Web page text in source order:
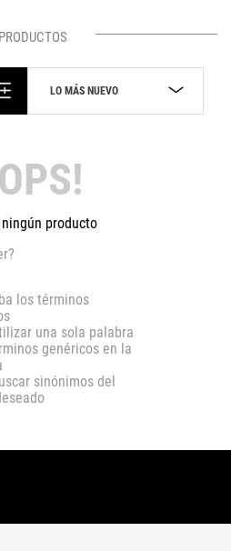
PRODUCTOS
LO MÁS NUEVO
producto
los términos
una sola palabra
genéricos en la
sinónimos del